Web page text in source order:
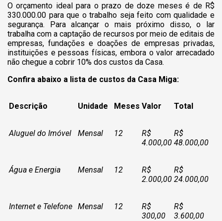
O orçamento ideal para o prazo de doze meses é de R$
330.000.00 para que o trabalho seja feito com qualidade e
segurança. Para alcançar o mais próximo disso, o lar
trabalha com a captação de recursos por meio de editais de
empresas, fundações e doações de empresas privadas,
instituições e pessoas físicas, embora o valor arrecadado
não chegue a cobrir 10% dos custos da Casa.
Confira abaixo a lista de custos da Casa Miga:
Descrição Unidade Meses Valor Total
Aluguel do Imóvel Mensal 12
R$
4.000,00
R$
48.000,00
Água e Energia Mensal 12
R$
2.000,00
R$
24.000,00
Internet e Telefone Mensal 12
R$
300,00
R$
3.600,00